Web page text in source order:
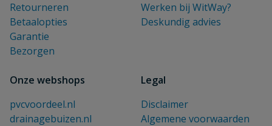
Retourneren
Betaalopties
Garantie
Bezorgen
Werken bij WitWay?
Deskundig advies
Onze webshops
pvcvoordeel.nl
drainagebuizen.nl
Legal
Disclaimer
Algemene voorwaarden